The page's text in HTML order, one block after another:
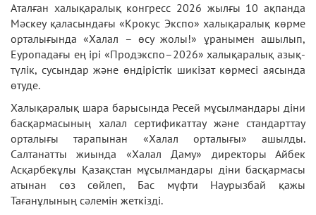
Аталған халықаралық конгресс 2026 жылғы 10 ақпанда
Мәскеу қаласындағы «Крокус Экспо» халықаралық көрме
орталығында «Халал – өсу жолы!» ұранымен ашылып,
Еуропадағы ең ірі «Продэкспо–2026» халықаралық азық-
түлік, сусындар және өндірістік шикізат көрмесі аясында
өтуде.
Халықаралық шара барысында Ресей мұсылмандары діни
басқармасының халал сертификаттау және стандарттау
орталығы тарапынан «Халал орталығы» ашылды.
Салтанатты жиында «Халал Даму» директоры Айбек
Асқарбекұлы Қазақстан мұсылмандары діни басқармасы
атынан сөз сөйлеп, Бас мүфти Наурызбай қажы
Тағанұлының сәлемін жеткізді.